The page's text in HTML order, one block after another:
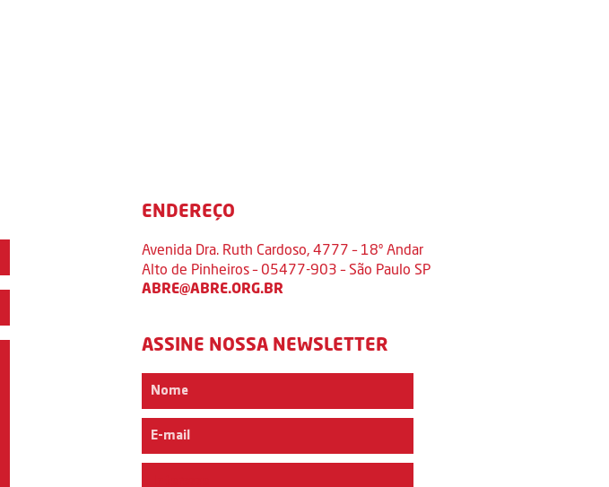
ENDEREÇO
Avenida Dra. Ruth Cardoso, 4777 – 18º Andar
Alto de Pinheiros – 05477-903 – São Paulo SP
ABRE@ABRE.ORG.BR
ASSINE NOSSA NEWSLETTER